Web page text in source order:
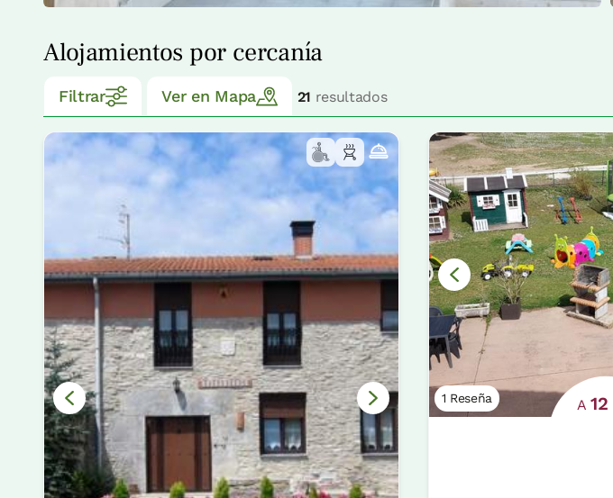
Alojamientos por cercanía
Filtrar Ver en Mapa 21 resultados
1 Reseña A12